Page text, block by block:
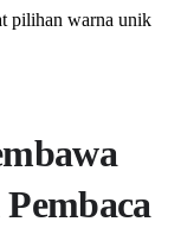
pilihan warna unik